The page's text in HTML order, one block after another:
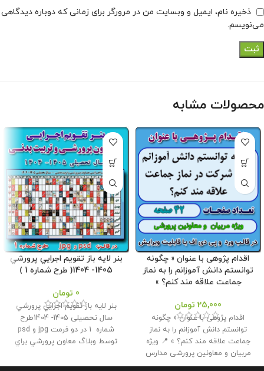
ذخیره نام، ایمیل و وبسایت من در مرورگر برای زمانی که دوباره دیدگاهی
می‌نویسم.
محصولات مشابه
اقدام پژوهی با عنوان « چگونه
توانستم دانش آموزانم را به نماز
جماعت علاقه مند کنم؟ »
25,000 تومان
اقدام پژوهی با عنوان « چگونه
توانستم دانش آموزانم را به نماز
جماعت علاقه مند کنم؟ » 📍 ویژه
مربیان و معاونین پرورشی مدارس
📌 تعداد صفحات : 42 🔻 حجم فایل :
بنر لايه باز تقويم اجرايي پرورشي
1405- 1404( طرح شماره 1 )
0 تومان
بنر لايه باز تقويم اجرايي پرورشي
سال تحصیلی 1405- 1404طرح
شماره 1 در دو فرمت jpg و psd
توسط وبلاگ معاون پرورشي براي
گرديد حجم فايل لايه باز : 34.9